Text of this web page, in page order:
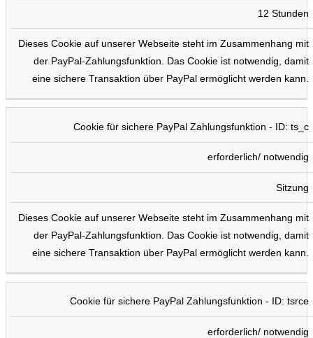
12 Stunden
Dieses Cookie auf unserer Webseite steht im Zusammenhang mit
der PayPal-Zahlungsfunktion. Das Cookie ist notwendig, damit
eine sichere Transaktion über PayPal ermöglicht werden kann.
Cookie für sichere PayPal Zahlungsfunktion - ID: ts_c
erforderlich/ notwendig
Sitzung
Dieses Cookie auf unserer Webseite steht im Zusammenhang mit
der PayPal-Zahlungsfunktion. Das Cookie ist notwendig, damit
eine sichere Transaktion über PayPal ermöglicht werden kann.
Cookie für sichere PayPal Zahlungsfunktion - ID: tsrce
erforderlich/ notwendig